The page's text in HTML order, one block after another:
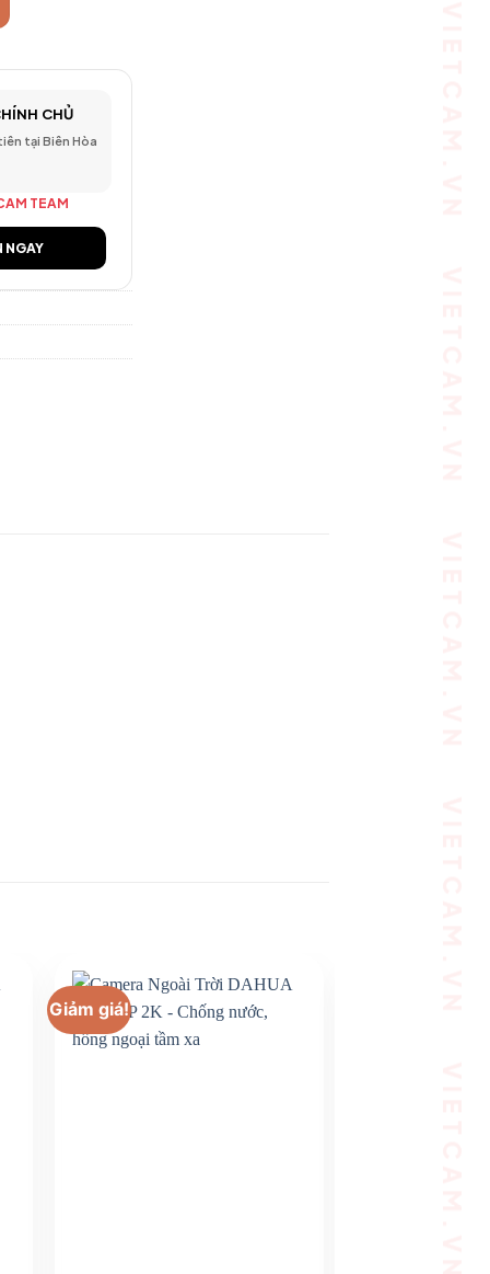
CHỦ
tại Biên Hòa
TEAM
NGAY
Giảm giá!